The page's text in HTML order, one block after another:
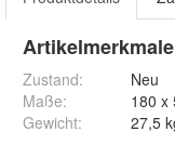
Artikelmerkmale
Zustand:
Neu
Maße:
180 x
Gewicht: 27,5